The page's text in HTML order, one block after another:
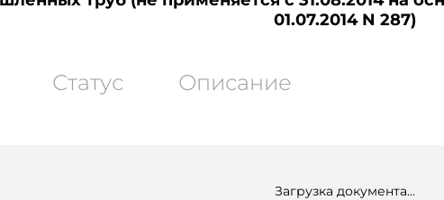
01.07.2014 N 287)
Статус Описание
Загрузка документа...